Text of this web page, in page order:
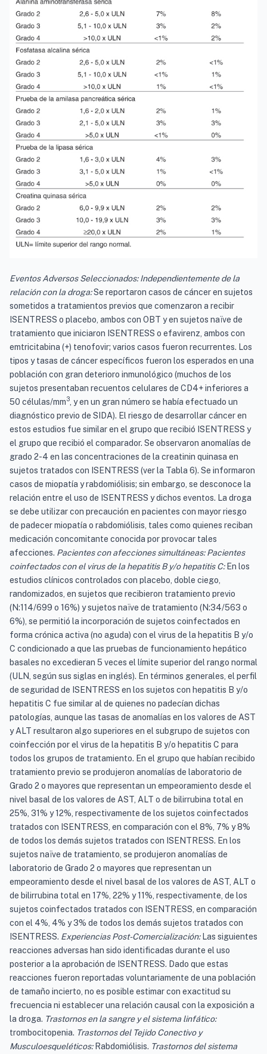
Eventos Adversos Seleccionados: Independientemente de la
relación con la droga:Se reportaron casos de cáncer en sujetos
sometidos a tratamientos previos que comenzaron a recibir
ISENTRESS o placebo, ambos con OBT y en sujetos naïve de
tratamiento que iniciaron ISENTRESS o efavirenz, ambos con
emtricitabina (+) tenofovir; varios casos fueron recurrentes. Los
tipos y tasas de cáncer específicos fueron los esperados en una
población con gran deterioro inmunológico (muchos de los
sujetos presentaban recuentos celulares de CD4+ inferiores a
50 células/mm3 , y en un gran número se había efectuado un
diagnóstico previo de SIDA). El riesgo de desarrollar cáncer en
estos estudios fue similar en el grupo que recibió ISENTRESS y
el grupo que recibió el comparador. Se observaron anomalías de
grado 2-4 en las concentraciones de la creatinin quinasa en
sujetos tratados con ISENTRESS (ver la Tabla 6). Se informaron
casos de miopatía y rabdomiólisis; sin embargo, se desconoce la
relación entre el uso de ISENTRESS y dichos eventos. La droga
se debe utilizar con precaución en pacientes con mayor riesgo
de padecer miopatía o rabdomiólisis, tales como quienes reciban
medicación concomitante conocida por provocar tales
afecciones. Pacientes con afecciones simultáneas: Pacientes
coinfectados con el virus de la hepatitis B y/o hepatitis C:En los
estudios clínicos controlados con placebo, doble ciego,
randomizados, en sujetos que recibieron tratamiento previo
(N:114/699 o 16%) y sujetos naïve de tratamiento (N:34/563 o
6%), se permitió la incorporación de sujetos coinfectados en
forma crónica activa (no aguda) con el virus de la hepatitis B y/o
C condicionado a que las pruebas de funcionamiento hepático
basales no excedieran 5 veces el límite superior del rango normal
(ULN, según sus siglas en inglés). En términos generales, el perfil
de seguridad de ISENTRESS en los sujetos con hepatitis B y/o
hepatitis C fue similar al de quienes no padecían dichas
patologías, aunque las tasas de anomalías en los valores de AST
y ALT resultaron algo superiores en el subgrupo de sujetos con
coinfección por el virus de la hepatitis B y/o hepatitis C para
todos los grupos de tratamiento. En el grupo que habían recibido
tratamiento previo se produjeron anomalías de laboratorio de
Grado 2 o mayores que representan un empeoramiento desde el
nivel basal de los valores de AST, ALT o de bilirrubina total en
25%, 31% y 12%, respectivamente de los sujetos coinfectados
tratados con ISENTRESS, en comparación con el 8%, 7% y 8%
de todos los demás sujetos tratados con ISENTRESS. En los
sujetos naïve de tratamiento, se produjeron anomalías de
laboratorio de Grado 2 o mayores que representan un
empeoramiento desde el nivel basal de los valores de AST, ALT o
de bilirrubina total en 17%, 22% y 11%, respectivamente, de los
sujetos coinfectados tratados con ISENTRESS, en comparación
con el 4%, 4% y 3% de todos los demás sujetos tratados con
ISENTRESS. Experiencias Post-Comercialización:Las siguientes
reacciones adversas han sido identificadas durante el uso
posterior a la aprobación de ISENTRESS. Dado que estas
reacciones fueron reportadas voluntariamente de una población
de tamaño incierto, no es posible estimar con exactitud su
frecuencia ni establecer una relación causal con la exposición a
la droga. Trastornos en la sangre y el sistema linfático:
trombocitopenia. Trastornos del Tejido Conectivo y
Musculoesqueléticos:Rabdomiólisis. Trastornos del sistema